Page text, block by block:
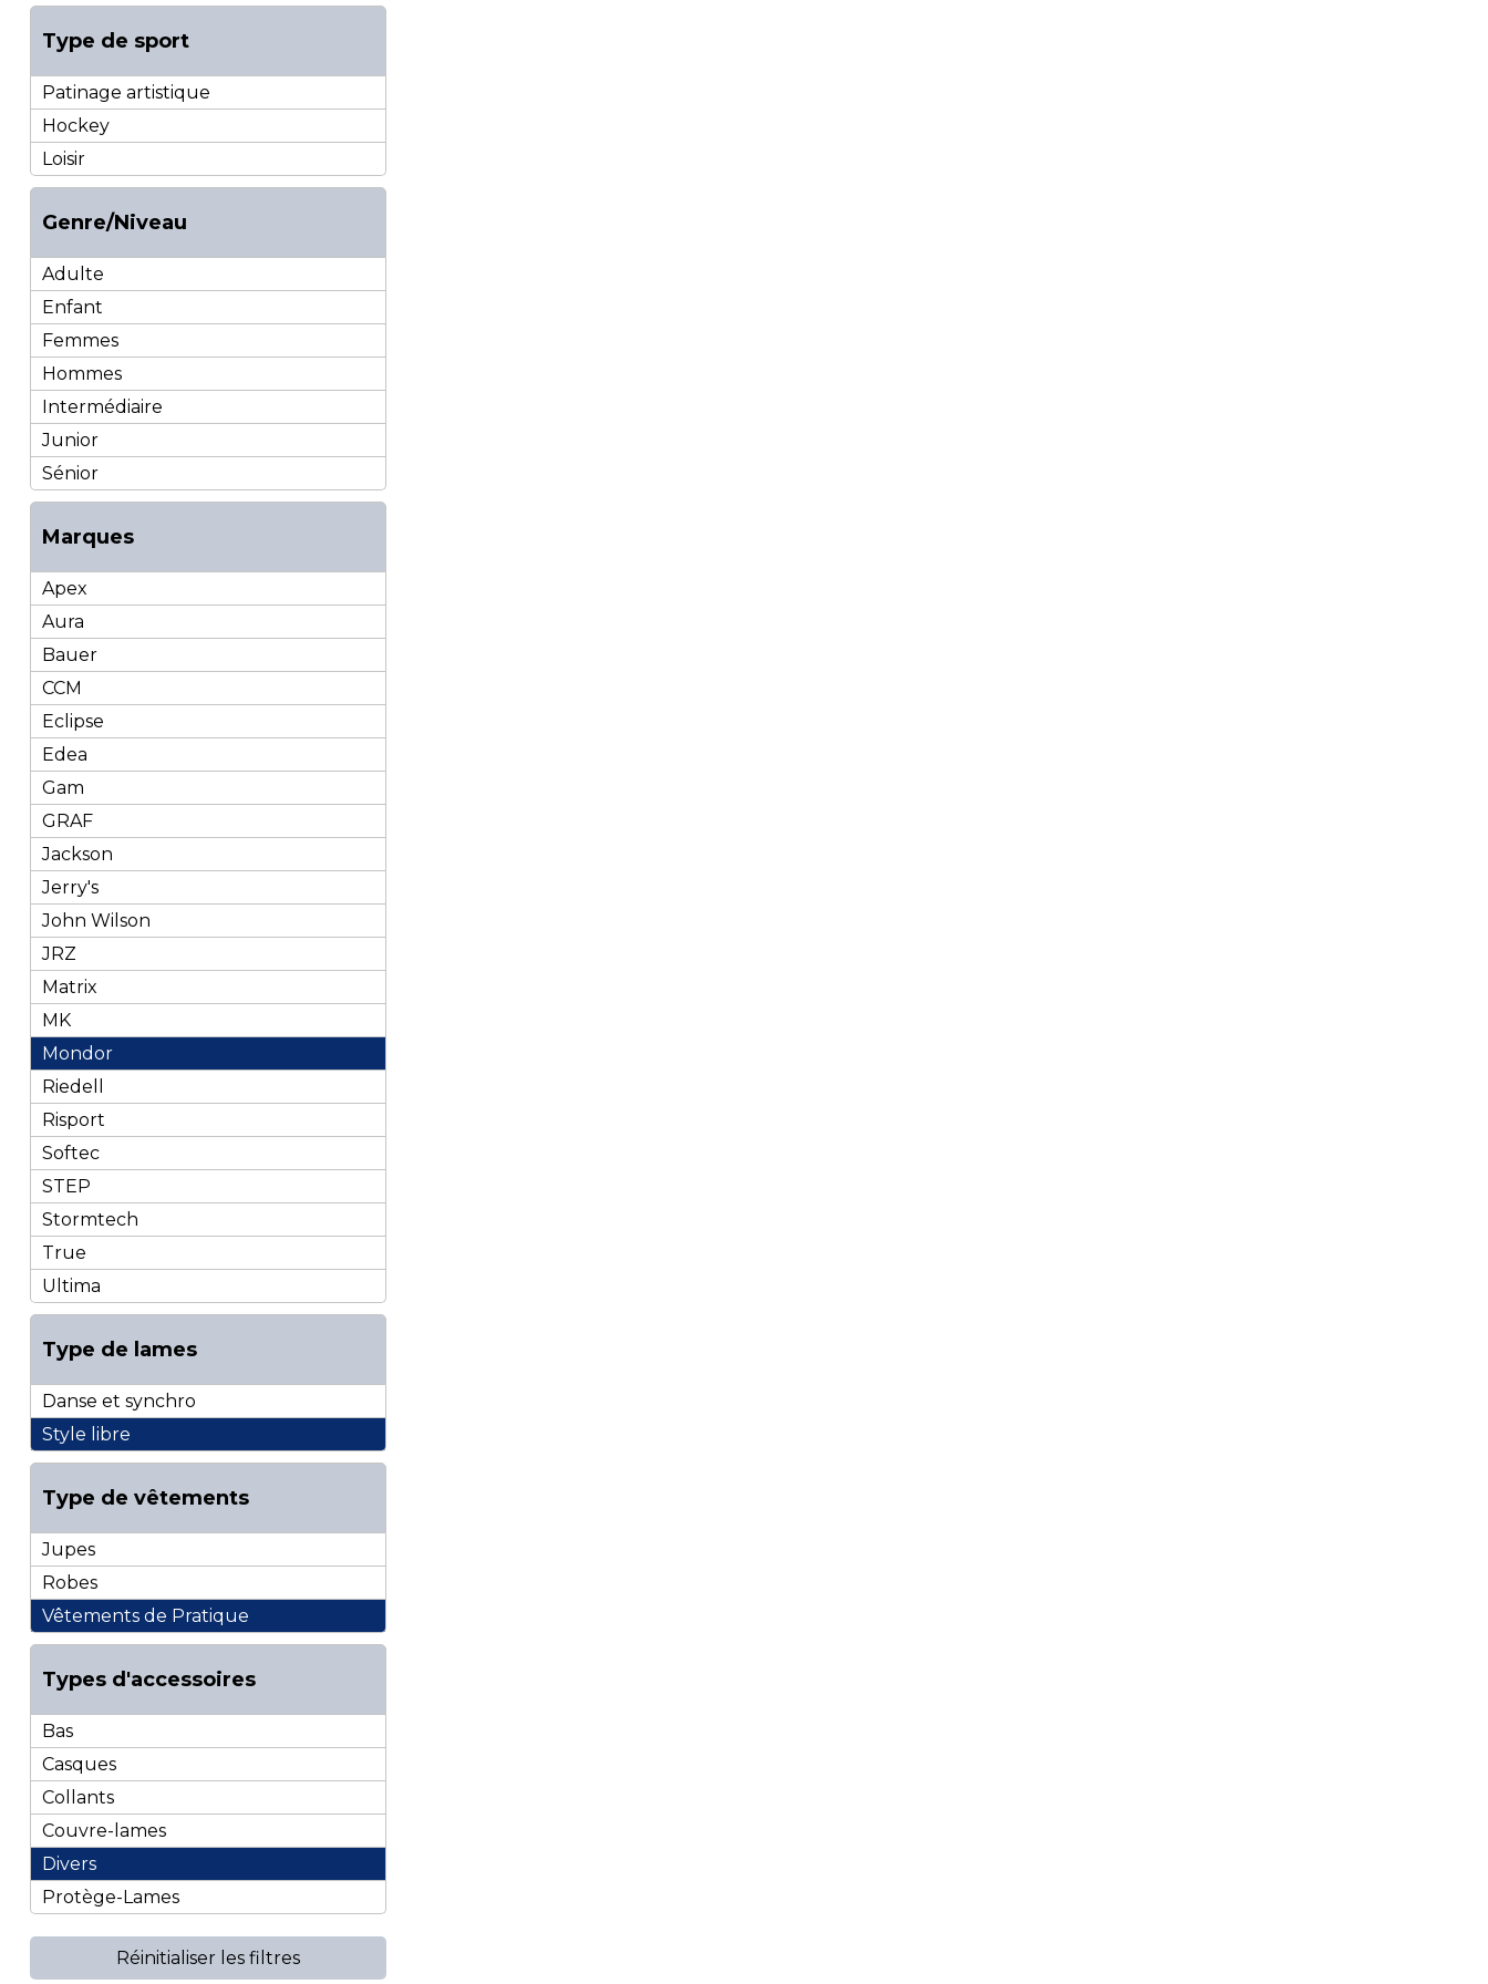
Type de sport
Patinage artistique
Hockey
Loisir
Genre/Niveau
Adulte
Enfant
Femmes
Hommes
Intermédiaire
Junior
Sénior
Marques
Apex
Aura
Bauer
CCM
Eclipse
Edea
Gam
GRAF
Jackson
Jerry's
John Wilson
JRZ
Matrix
MK
Mondor
Riedell
Risport
Softec
STEP
Stormtech
True
Ultima
Type de lames
Danse et synchro
Style libre
Type de vêtements
Jupes
Robes
Vêtements de Pratique
Types d'accessoires
Bas
Casques
Collants
Couvre-lames
Divers
Protège-Lames
Réinitialiser les filtres